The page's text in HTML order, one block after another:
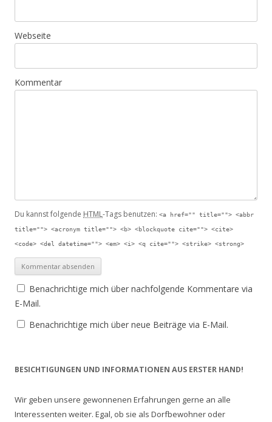
Webseite
Kommentar
Du kannst folgende HTML-Tags benutzen: <a href="" title=""> <abbr
title=""> <acronym title=""> <b> <blockquote cite=""> <cite>
<code> <del datetime=""> <em> <i> <q cite=""> <strike> <strong>
Benachrichtige mich über nachfolgende Kommentare via
E-Mail.
Benachrichtige mich über neue Beiträge via E-Mail.
BESICHTIGUNGEN UND INFORMATIONEN AUS ERSTER HAND!
Wir geben unsere gewonnenen Erfahrungen gerne an alle
Interessenten weiter. Egal, ob sie als Dorfbewohner oder